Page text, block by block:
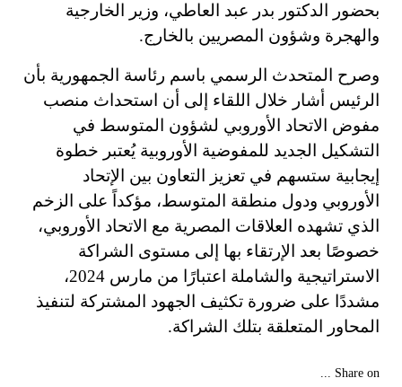
بحضور الدكتور بدر عبد العاطي، وزير الخارجية
والهجرة وشؤون المصريين بالخارج.
وصرح المتحدث الرسمي باسم رئاسة الجمهورية بأن
الرئيس أشار خلال اللقاء إلى أن استحداث منصب
مفوض الاتحاد الأوروبي لشؤون المتوسط في
التشكيل الجديد للمفوضية الأوروبية يُعتبر خطوة
إيجابية ستسهم في تعزيز التعاون بين الإتحاد
الأوروبي ودول منطقة المتوسط، مؤكداً على الزخم
الذي تشهده العلاقات المصرية مع الاتحاد الأوروبي،
خصوصًا بعد الإرتقاء بها إلى مستوى الشراكة
الاستراتيجية والشاملة اعتبارًا من مارس 2024،
مشددًا على ضرورة تكثيف الجهود المشتركة لتنفيذ
المحاور المتعلقة بتلك الشراكة.
Share on ...